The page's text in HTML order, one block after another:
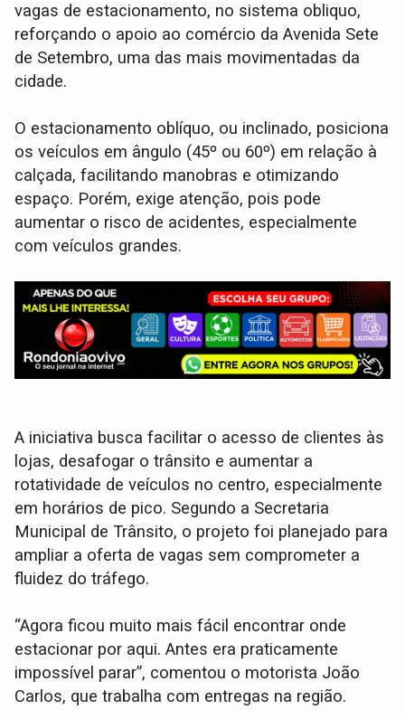
vagas de estacionamento, no sistema obliquo,
reforçando o apoio ao comércio da Avenida Sete
de Setembro, uma das mais movimentadas da
cidade.
O estacionamento oblíquo, ou inclinado, posiciona
os veículos em ângulo (45º ou 60º) em relação à
calçada, facilitando manobras e otimizando
espaço. Porém, exige atenção, pois pode
aumentar o risco de acidentes, especialmente
com veículos grandes.
A iniciativa busca facilitar o acesso de clientes às
lojas, desafogar o trânsito e aumentar a
rotatividade de veículos no centro, especialmente
em horários de pico. Segundo a Secretaria
Municipal de Trânsito, o projeto foi planejado para
ampliar a oferta de vagas sem comprometer a
fluidez do tráfego.
“Agora ficou muito mais fácil encontrar onde
estacionar por aqui. Antes era praticamente
impossível parar”, comentou o motorista João
Carlos, que trabalha com entregas na região.